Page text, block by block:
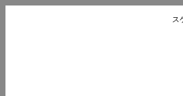
スケートボ